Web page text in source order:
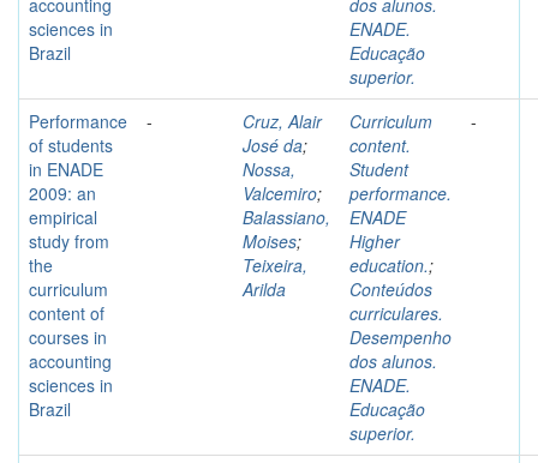
sciences in
Brazil
ENADE.
Educação
superior.
Performance
of students
in ENADE
2009: an
empirical
study from
the
curriculum
content of
courses in
accounting
sciences in
Brazil
-
Cruz, Alair
José da;
Nossa,
Valcemiro;
Balassiano,
Moises;
Teixeira,
Arilda
Curriculum
content.
Student
performance.
ENADE
Higher
education.;
Conteúdos
curriculares.
Desempenho
dos alunos.
ENADE.
Educação
superior.
-